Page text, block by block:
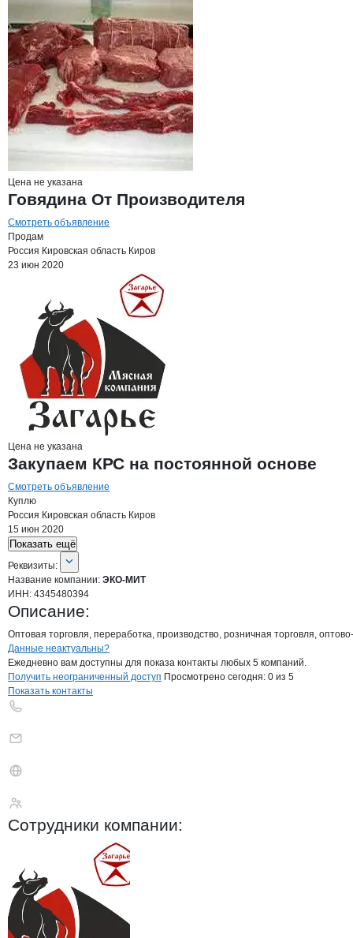
Цена не указана
Говядина От Производителя
Смотреть объявление
Продам
Россия Кировская область Киров
23 июн 2020
Цена не указана
Закупаем КРС на постоянной основе
Смотреть объявление
Куплю
Россия Кировская область Киров
15 июн 2020
Показать ещё
О компании
Реквизиты
Реквизиты:
Название компании: ЭКО-МИТ
ИНН: 4345480394
Описание:
Оптовая торговля, переработка, производство, розничная торговля,
Контактыкомпании
+7(800)000-00-..
Данные неактуальны?
Ежедневно вам доступны для показа контакты любых 5 компаний.
Получить неограниченный доступ Просмотрено сегодня: 0 из 5
Показать контакты
Сотрудники компании: